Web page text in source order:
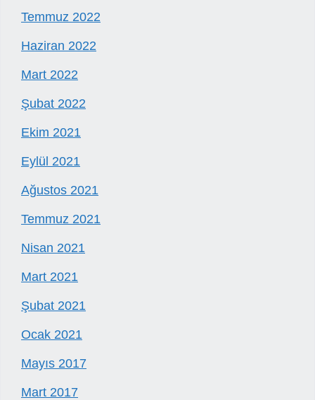
Temmuz 2022
Haziran 2022
Mart 2022
Şubat 2022
Ekim 2021
Eylül 2021
Ağustos 2021
Temmuz 2021
Nisan 2021
Mart 2021
Şubat 2021
Ocak 2021
Mayıs 2017
Mart 2017